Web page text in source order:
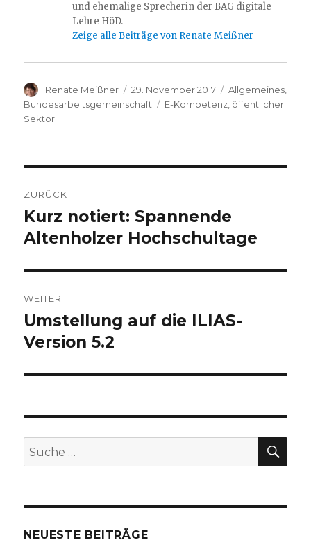
und ehemalige Sprecherin der BAG digitale
Lehre HöD.
Zeige alle Beiträge von Renate Meißner
Autor
Renate Meißner
Veröffentlicht
am
29. November 2017 Kategorien
Allgemeines,
Bundesarbeitsgemeinschaft
Schlagwörter
E-Kompetenz, öffentlicher
Sektor
Navigation
ZURÜCK
Vorheriger
Beitrag:
Kurz notiert: Spannende
Altenholzer Hochschultage
WEITER
Nächster
Beitrag:
Umstellung auf die ILIAS-
Version 5.2
Suche
nach:
NEUESTE BEITRÄGE